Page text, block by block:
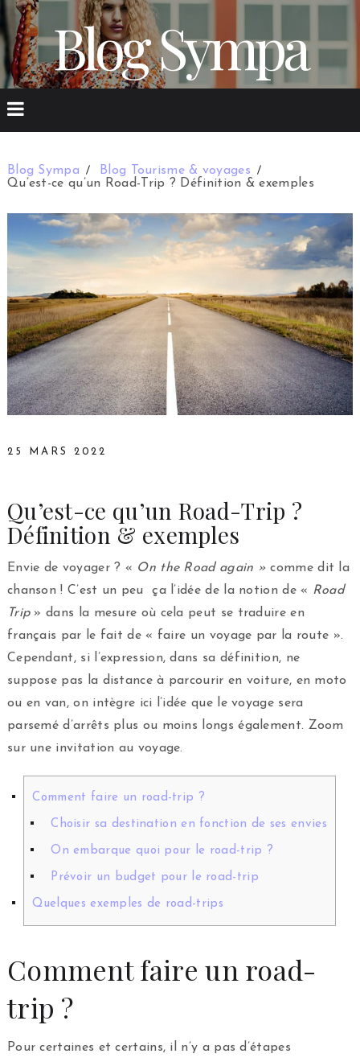
Blog Sympa
Blog Sympa
Blog Tourisme & voyages
Qu’est-ce qu’un Road-Trip ? Définition & exemples
25 MARS 2022
Qu’est-ce qu’un Road-Trip ?
Définition & exemples
Envie de voyager ? « On the Road again » comme dit la
chanson ! C’est un peu ça l’idée de la notion de « Road
Trip» dans la mesure où cela peut se traduire en
français par le fait de « faire un voyage par la route ».
Cependant, si l’expression, dans sa définition, ne
suppose pas la distance à parcourir en voiture, en moto
ou en van, on intègre ici l’idée que le voyage sera
parsemé d’arrêts plus ou moins longs également. Zoom
sur une invitation au voyage.
Comment faire un road-trip ?
Choisir sa destination en fonction de ses envies
On embarque quoi pour le road-trip ?
Prévoir un budget pour le road-trip
Quelques exemples de road-trips
Comment faire un road-
trip ?
Pour certaines et certains, il n’y a pas d’étapes